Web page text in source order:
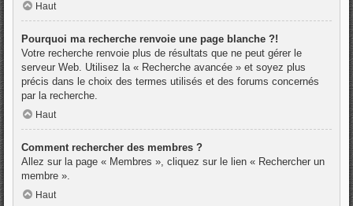
Haut
Pourquoi ma recherche renvoie une page blanche ?!
Votre recherche renvoie plus de résultats que ne peut gérer le
serveur Web. Utilisez la « Recherche avancée » et soyez plus
précis dans le choix des termes utilisés et des forums concernés
par la recherche.
Haut
Comment rechercher des membres ?
Allez sur la page « Membres », cliquez sur le lien « Rechercher un
membre ».
Haut